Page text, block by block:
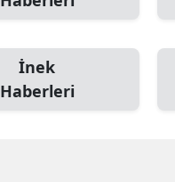
İnek
Haberleri